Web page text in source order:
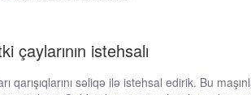
çaylarının istehsalı
qarışıqlarını səliqə ilə istehsal edirik. Bu